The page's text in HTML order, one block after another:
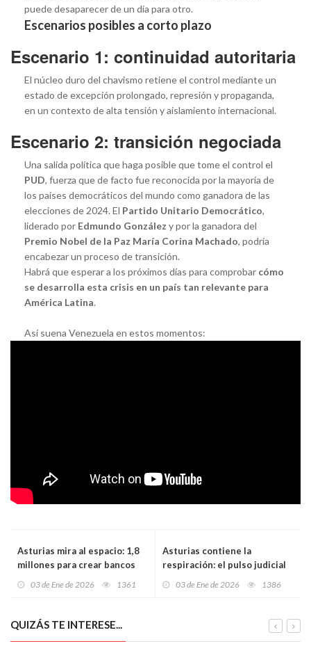
puede desaparecer de un día para otro.
Escenarios posibles a corto plazo
Escenario 1: continuidad autoritaria
El núcleo duro del chavismo retiene el control mediante un
estado de excepción prolongado, represión y propaganda,
en un contexto de alta tensión y aislamiento internacional.
Escenario 2: transición negociada
Una salida política que haga posible que tome el control el
PUD, fuerza que de facto fue reconocida por la mayoría de
los países democráticos del mundo como ganadora de las
elecciones de 2024. El Partido Unitario Democrático,
liderado por Edmundo González y por la ganadora del
Premio Nobel de la Paz María Corina Machado, podría
encabezar un proceso de transición.
Habrá que esperar a los próximos días para comprobar cómo
se desarrolla esta crisis en un país tan relevante para
América Latina.
Así suena Venezuela en estos momentos:
Asturias mira al espacio: 1,8
millones para crear bancos
03 de Ene de 2026 1361
Asturias contiene la
respiración: el pulso judicial
03 de Ene de 2026 1386
QUIZÁS TE INTERESE...